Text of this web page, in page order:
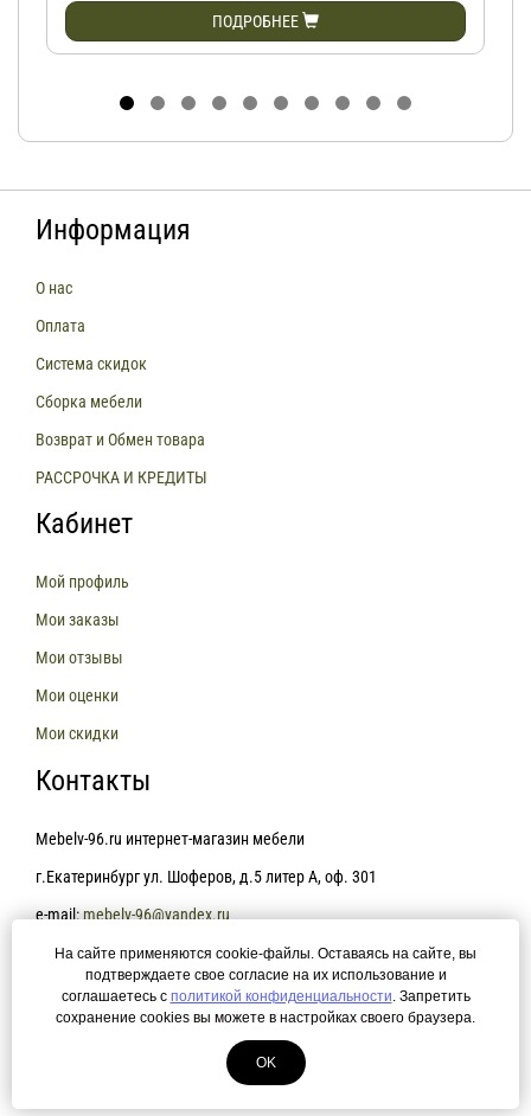
ПОДРОБНЕЕ
Информация
О нас
Оплата
Система скидок
Сборка мебели
Возврат и Обмен товара
РАССРОЧКА И КРЕДИТЫ
Кабинет
Мой профиль
Мои заказы
Мои отзывы
Мои оценки
Мои скидки
Контакты
Mebelv-96.ru интернет-магазин мебели
г.Екатеринбург ул. Шоферов, д.5 литер А, оф. 301
e-mail:mebelv-96@yandex.ru
+7(343)361-81-78
© 2015 Mebelv-96.ru интернет-магазин мебели. Создание сайта —
На сайте применяются cookie-файлы. Оставаясь на сайте, вы
подтверждаете свое согласие на их использование и
соглашаетесь с политикой конфиденциальности. Запретить
сохранение cookies вы можете в настройках своего браузера.
OK